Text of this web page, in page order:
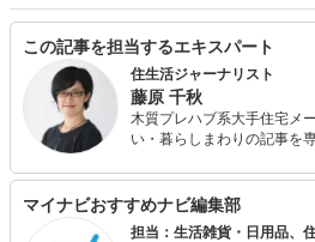
この記事を担当するエキスパート
住生活ジャーナリスト
藤原 千秋
木質プレハブ系大手住宅メーカー
い・暮らしまわりの記事を
界』に1000種類の掃除グッ
ライベートでは三女の母。
マイナビおすすめナビ編集部
担当：生活雑貨・日用品、